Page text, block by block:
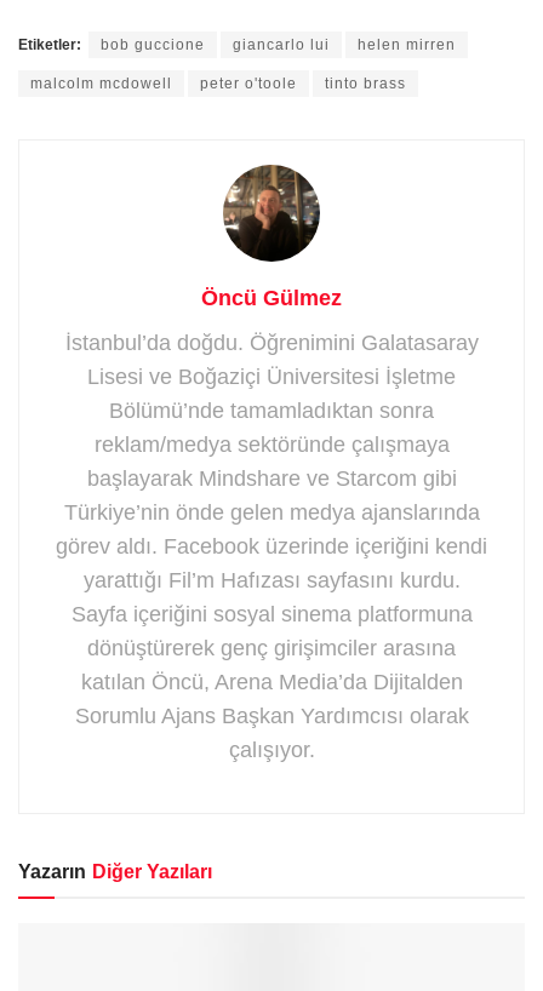
Etiketler: bob guccione giancarlo lui helen mirren
malcolm mcdowell peter o'toole tinto brass
Öncü Gülmez
İstanbul’da doğdu. Öğrenimini Galatasaray
Lisesi ve Boğaziçi Üniversitesi İşletme
Bölümü’nde tamamladıktan sonra
reklam/medya sektöründe çalışmaya
başlayarak Mindshare ve Starcom gibi
Türkiye’nin önde gelen medya ajanslarında
görev aldı. Facebook üzerinde içeriğini kendi
yarattığı Fil’m Hafızası sayfasını kurdu.
Sayfa içeriğini sosyal sinema platformuna
dönüştürerek genç girişimciler arasına
katılan Öncü, Arena Media’da Dijitalden
Sorumlu Ajans Başkan Yardımcısı olarak
çalışıyor.
Yazarın Diğer Yazıları